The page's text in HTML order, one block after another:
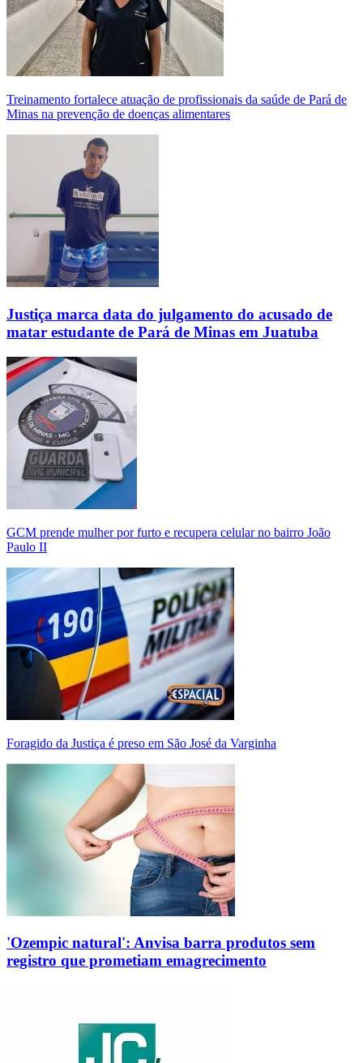
Treinamento fortalece atuação de profissionais da saúde de Pará de
Minas na prevenção de doenças alimentares
Justiça marca data do julgamento do acusado de
matar estudante de Pará de Minas em Juatuba
GCM prende mulher por furto e recupera celular no bairro João
Paulo II
Foragido da Justiça é preso em São José da Varginha
'Ozempic natural': Anvisa barra produtos sem
registro que prometiam emagrecimento